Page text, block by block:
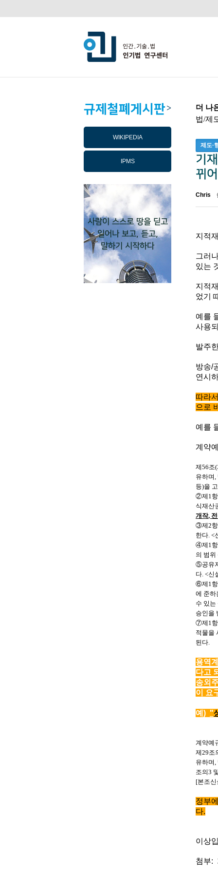
더 나
법/제
제도·
기
뀌
Chris
지적
그러
있는
지적
었기
예를
사용
발주
방송/
연시
따라
으로
예를
계약
제56조(
유하며,
등)을
②제 1
식재산
개작,
③제2
한다. <
④제 1
의 범위
⑤공유
다. <신
⑥제 1
에 준하
수 있는
승인을
⑦제 1
적물을
된다.
용역
다고
송외
이 요
예) "
계약예
제29조
유하며,
조의3
[본조신
정부
다.
이상
첨부:
규제철폐게시판>
WIKIPEDIA
IPMS
사람이 스스로 땅을 딛고
일어나 보고, 듣고,
말하기 시작하다